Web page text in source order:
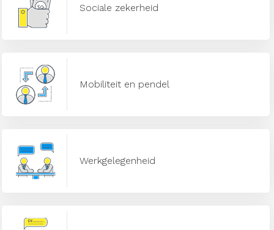
Sociale zekerheid
Mobiliteit en pendel
Werkgelegenheid